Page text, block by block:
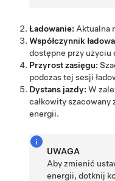
Ładowanie: Aktualna
Współczynnik
dostępne przy użyciu
Przyrost zasięgu:
podczas tej sesji
Dystans jazdy: W
całkowity
energii.
UWAGA
Aby zmienić
energii, dotknij